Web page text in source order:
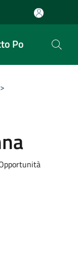
Po
>